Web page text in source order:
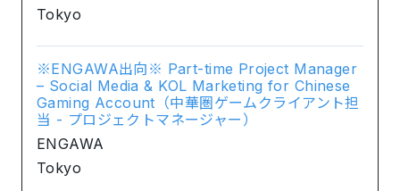
Tokyo
※ENGAWA出向※ Part-time Project Manager
– Social Media & KOL Marketing for Chinese
Gaming Account（中華圏ゲームクライアント担
当 - プロジェクトマネージャー）
ENGAWA
Tokyo